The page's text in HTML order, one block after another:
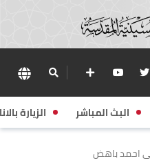
البث المباشر الزيارة
احمد باهض